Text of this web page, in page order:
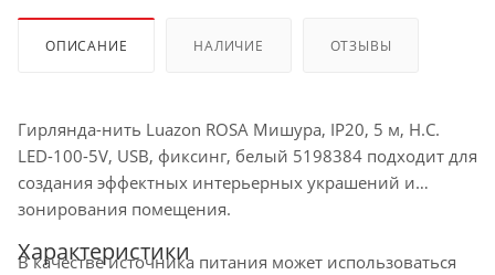
ОПИСАНИЕ НАЛИЧИЕ ОТЗЫВЫ
Гирлянда-нить Luazon ROSA Мишура, IP20, 5 м, Н.С.
LED-100-5V, USB, фиксинг, белый 5198384 подходит для
создания эффектных интерьерных украшений и
зонирования помещения.
В качестве источника питания может использоваться
Характеристики